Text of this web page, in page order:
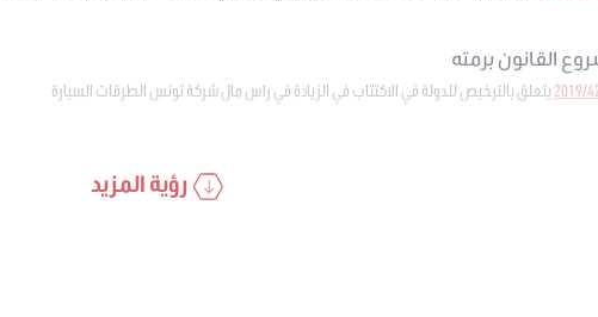
القانون برمته
يتعلق بالترخيص للدولة في الاكتتاب في الزيادة في راس مال شركة تونس الطرقات السيارة
رؤية المزيد